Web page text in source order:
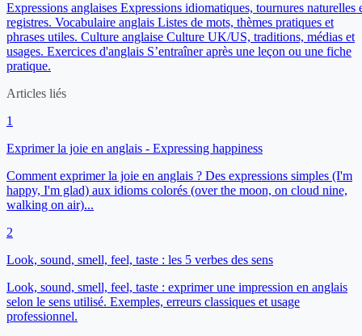
Expressions anglaises Expressions idiomatiques, tournures naturelles
registres. Vocabulaire anglais Listes de mots, thèmes pratiques et
phrases utiles. Culture anglaise Culture UK/US, traditions, médias et
usages. Exercices d'anglais S’entraîner après une leçon ou une fiche
pratique.
Articles liés
1
Exprimer la joie en anglais - Expressing happiness
Comment exprimer la joie en anglais ? Des expressions simples (I'm
happy, I'm glad) aux idioms colorés (over the moon, on cloud nine,
walking on air)...
2
Look, sound, smell, feel, taste : les 5 verbes des sens
Look, sound, smell, feel, taste : exprimer une impression en anglais
selon le sens utilisé. Exemples, erreurs classiques et usage
professionnel.